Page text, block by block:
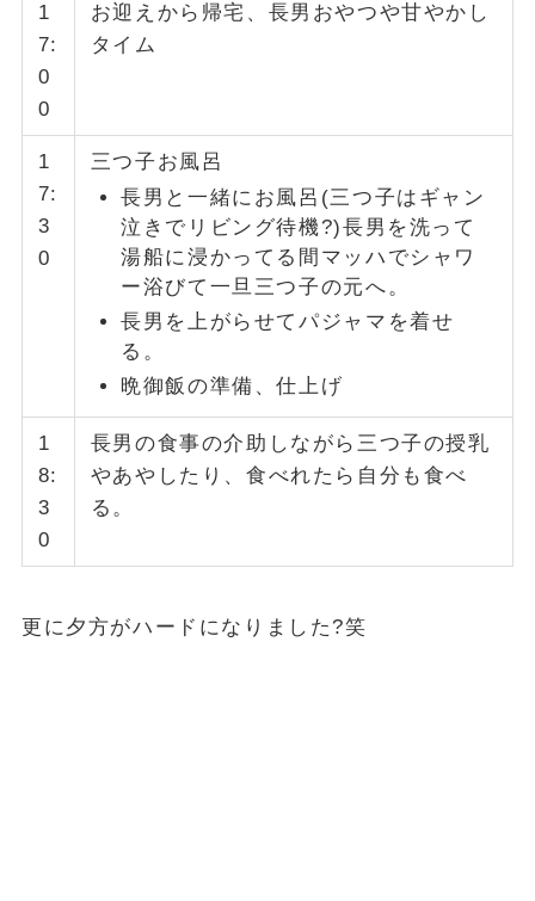
1
7:
0
0
お迎えから帰宅、長男おやつや甘やかし
タイム
1
7:
3
0
三つ子お風呂
長男と一緒にお風呂(三つ子はギャン
泣きでリビング待機?)長男を洗って
湯船に浸かってる間マッハでシャワ
ー浴びて一旦三つ子の元へ。
長男を上がらせてパジャマを着せ
る。
晩御飯の準備、仕上げ
1
8:
3
0
長男の食事の介助しながら三つ子の授乳
やあやしたり、食べれたら自分も食べ
る。
更に夕方がハードになりました?笑